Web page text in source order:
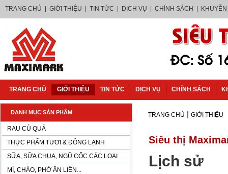
TRANG CHỦ GIỚI THIỆU TIN TỨC DỊCH VỤ CHÍNH SÁCH
TRANG CHỦ GIỚI THIỆU TIN TỨC DỊCH VỤ CHÍNH SÁCH
DANH MỤC SẢN PHẨM
RAU CỦ QUẢ
THỰC PHẨM TƯƠI & ĐÔNG LẠNH
SỮA, SỮA CHUA, NGŨ CỐC CÁC LOẠI
MÌ, CHÁO, PHỞ ĂN LIỀN...
TRANG CHỦ GIỚI THIỆU
Siêu thị
Lịch sử